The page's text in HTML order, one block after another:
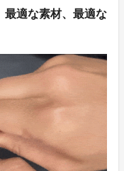
最適な素材、最適な